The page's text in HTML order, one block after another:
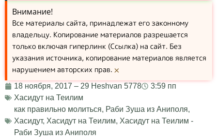
Внимание!
Все материалы сайта, принадлежат его законному
владельцу. Копирование материалов разрешается
только включая гиперлинк (Ссылка) на сайт. Без
указания источника, копирование материалов является
нарушением авторских прав. ×
18 ноября, 2017 – 29 Heshvan 5778
3:59 пп
Хасидут на Теилим
как правильно молиться, Раби Зуша из Аниполя,
Хасидут, Хасидут на Теилим, Хасидут на Теилим -
Раби Зуша из Аниполя